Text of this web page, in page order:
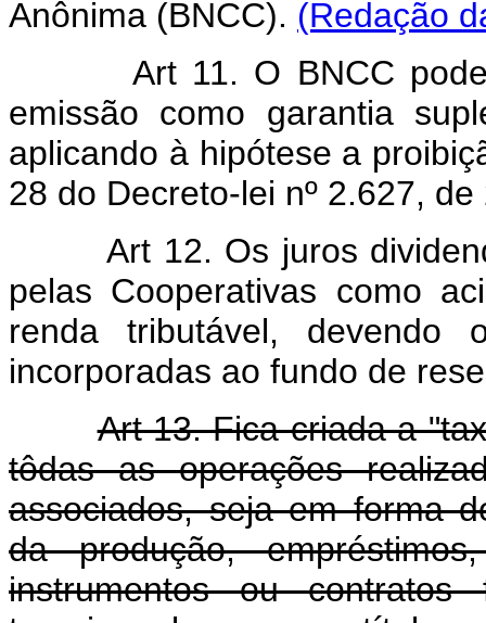
Anônima (BNCC). (Redação
Art 11. O BNCC
emissão como garantia
aplicando à hipótese a
28 do Decreto-lei nº 2.627,
Art 12. Os juros
pelas Cooperativas como
renda tributável, devendo
incorporadas ao fundo de
Art 13. Fica criada a
tôdas as operações
associados, seja em forma
da produção,
instrumentos ou contratos